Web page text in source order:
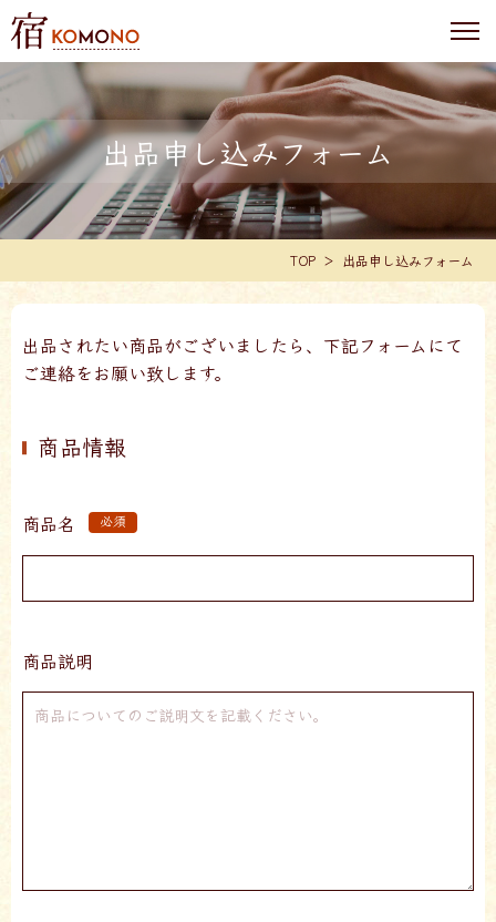
出品申し込みフォーム
TOP 出品申し込みフォーム
出品されたい商品がございましたら、下記フォームにて
ご連絡をお願い致します。
商品情報
商品名 必須
商品説明